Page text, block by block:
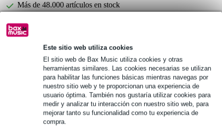
Este sitio web utiliza cookies
El sitio web de Bax Music utiliza cookies y otras
herramientas similares. Las cookies necesarias se utilizan
para habilitar las funciones básicas mientras navegas por
nuestro sitio web y te proporcionan una experiencia de
usuario óptima. También nos gustaría utilizar cookies para
medir y analizar tu interacción con nuestro sitio web, para
mejorar tanto su funcionalidad como tu experiencia de
compra.
Más de 48.000 artículos en stock
Información del producto
material tejido: 100% nylon
material metálico: 100% aluminio
2 portabolígrafos
Especificaciones completas